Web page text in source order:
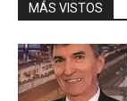
MÁS VISTOS